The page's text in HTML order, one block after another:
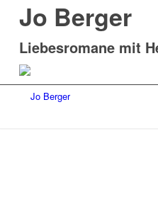
Jo Berger
Liebesromane mit